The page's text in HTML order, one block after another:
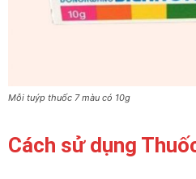
Mỗi tuýp thuốc 7 màu có 10g
Cách sử dụng